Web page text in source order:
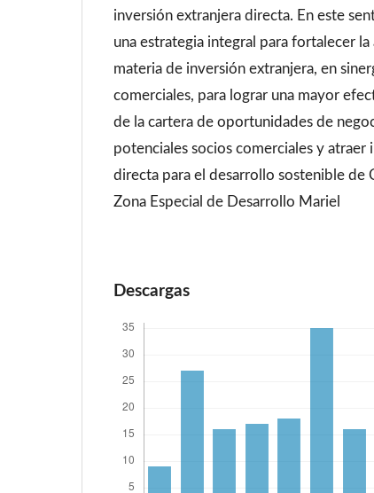
inversión extranjera directa. En este
una estrategia integral para fortalecer la
materia de inversión extranjera, en
comerciales, para lograr una mayor
de la cartera de oportunidades de
potenciales socios comerciales y atraer
directa para el desarrollo sostenible de
Zona Especial de Desarrollo Mariel
Descargas